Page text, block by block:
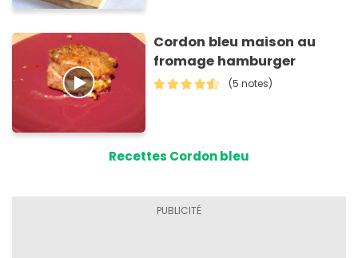
Cordon bleu maison au
fromage hamburger
(5 notes)
Recettes Cordon bleu